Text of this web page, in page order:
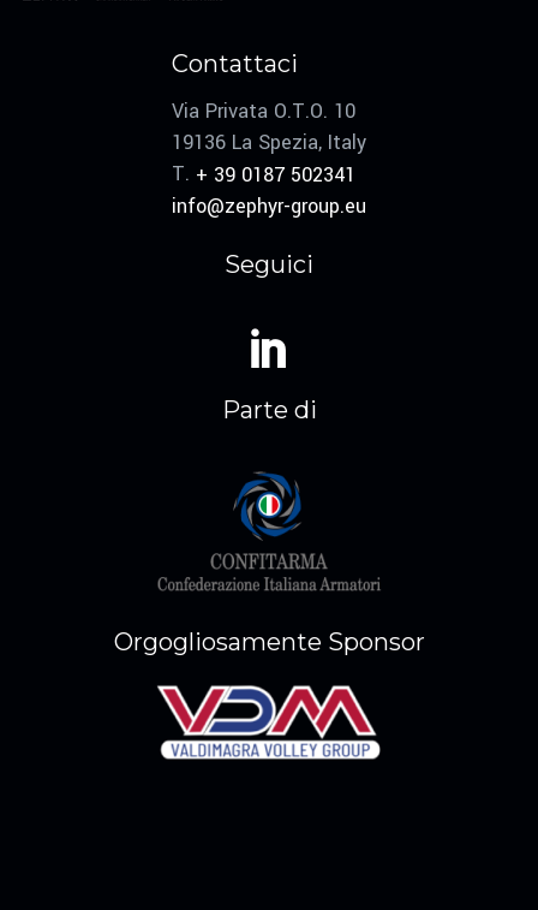
Contattaci
Via Privata O.T.O. 10
19136 La Spezia, Italy
T. + 39 0187 502341
info@zephyr-group.eu
Seguici
Parte di
Orgogliosamente Sponsor